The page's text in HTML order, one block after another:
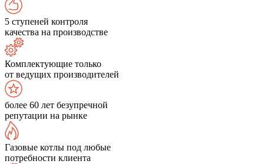
5 ступеней контроля
качества на производстве
Комплектующие только
от ведущих производителей
более 60 лет безупречной
репутации на рынке
Газовые котлы под любые
потребности клиента